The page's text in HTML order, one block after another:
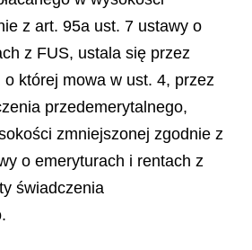
z art. 95a ust. 7 ustawy o
z FUS, ustala się przez
której mowa w ust. 4, przez
przedemerytalnego,
zmniejszonej zgodnie z
o emeryturach i rentach z
świadczenia